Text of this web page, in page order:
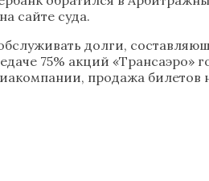
сайте суда.
долги,
75% акций
продажа